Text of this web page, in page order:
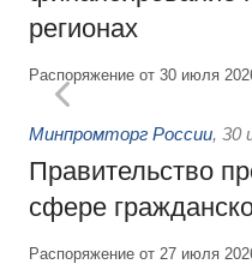
регионах
Распоряжение от 30 июля
Минпромторг России, 30
Правительство
сфере
Распоряжение от 27 июля